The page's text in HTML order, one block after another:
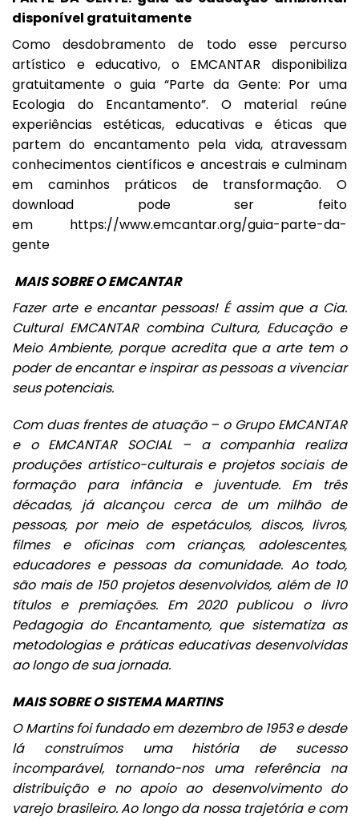
disponível gratuitamente
Como desdobramento de todo esse percurso
artístico e educativo, o EMCANTAR disponibiliza
gratuitamente o guia “Parte da Gente: Por uma
Ecologia do Encantamento”. O material reúne
experiências estéticas, educativas e éticas que
partem do encantamento pela vida, atravessam
conhecimentos científicos e ancestrais e culminam
em caminhos práticos de transformação. O
download pode ser feito
em https://www.emcantar.org/guia-parte-da-
gente
MAIS SOBRE O EMCANTAR
Fazer arte e encantar pessoas! É assim que a Cia.
Cultural EMCANTAR combina Cultura, Educação e
Meio Ambiente, porque acredita que a arte tem o
poder de encantar e inspirar as pessoas a vivenciar
seus potenciais.
Com duas frentes de atuação – o Grupo EMCANTAR
e o EMCANTAR SOCIAL – a companhia realiza
produções artístico-culturais e projetos sociais de
formação para infância e juventude. Em três
décadas, já alcançou cerca de um milhão de
pessoas, por meio de espetáculos, discos, livros,
filmes e oficinas com crianças, adolescentes,
educadores e pessoas da comunidade. Ao todo,
são mais de 150 projetos desenvolvidos, além de 10
títulos e premiações. Em 2020 publicou o livro
Pedagogia do Encantamento, que sistematiza as
metodologias e práticas educativas desenvolvidas
ao longo de sua jornada.
MAIS SOBRE O SISTEMA MARTINS
O Martins foi fundado em dezembro de 1953 e desde
lá construímos uma história de sucesso
incomparável, tornando-nos uma referência na
distribuição e no apoio ao desenvolvimento do
varejo brasileiro. Ao longo da nossa trajetória e com